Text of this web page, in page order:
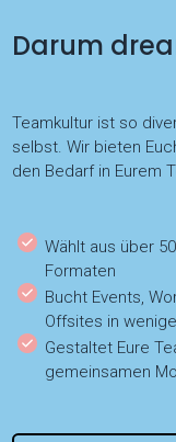
Darum
Teamkultur ist so
selbst. Wir bieten
den Bedarf in Eurem
Wählt aus über
Formaten
Bucht Events,
Offsites in
Gestaltet Eure
gemeinsamen